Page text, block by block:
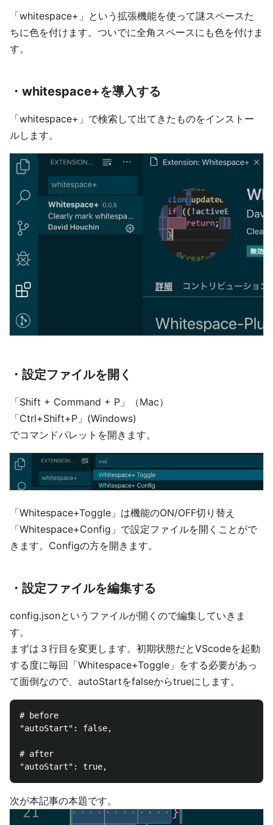
「whitespace+」という拡張機能を使って謎スペースた
ちに色を付けます。ついでに全角スペースにも色を付けま
す。
・whitespace+を導入する
「whitespace+」で検索して出てきたものをインストー
ルします。
・設定ファイルを開く
「Shift + Command + P」（Mac）
「Ctrl+Shift+P」(Windows)
でコマンドパレットを開きます。
「Whitespace+Toggle」は機能のON/OFF切り替え
「Whitespace+Config」で設定ファイルを開くことがで
きます。Configの方を開きます。
・設定ファイルを編集する
config.jsonというファイルが開くので編集していきま
す。
まずは３行目を変更します。初期状態だとVScodeを起動
する度に毎回「Whitespace+Toggle」をする必要があっ
て面倒なので、autoStartをfalseからtrueにします。
# before
"autoStart": false,
# after
次が本記事の本題です。